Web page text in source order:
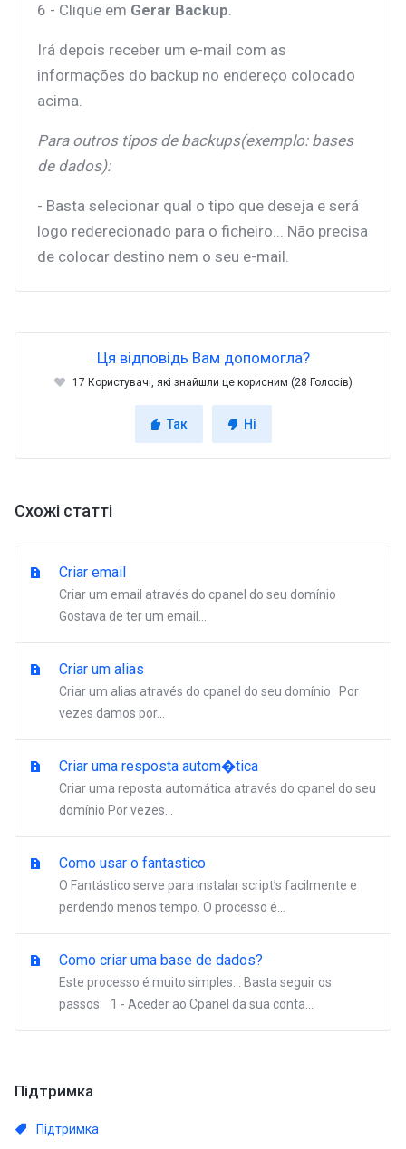
6 - Clique em Gerar Backup.
Irá depois receber um e-mail com as
informações do backup no endereço colocado
acima.
Para outros tipos de backups(exemplo: bases
de dados):
- Basta selecionar qual o tipo que deseja e será
logo rederecionado para o ficheiro... Não precisa
de colocar destino nem o seu e-mail.
Ця відповідь Вам допомогла?
17 Користувачі, які знайшли це корисним (28 Голосів)
Так Ні
Схожі статті
Criar email
Criar um email através do cpanel do seu domínio
Gostava de ter um email...
Criar um alias
Criar um alias através do cpanel do seu domínio Por
vezes damos por...
Criar uma resposta autom�tica
Criar uma reposta automática através do cpanel do seu
domínio Por vezes...
Como usar o fantastico
O Fantástico serve para instalar script’s facilmente e
perdendo menos tempo. O processo é...
Como criar uma base de dados?
Este processo é muito simples… Basta seguir os
passos: 1 - Aceder ao Cpanel da sua conta...
Підтримка
Підтримка